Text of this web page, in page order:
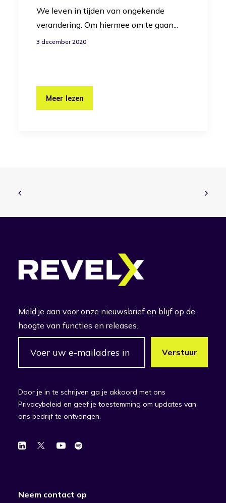
We leven in tijden van ongekende
verandering. Om hiermee om te gaan...
3 december 2020
Meer lezen
Meld je aan voor onze nieuwsbrief en blijf op de
hoogte van functies en releases.
Door je in te schrijven ga je akkoord met ons
Privacybeleid en geef je toestemming om updates van
ons bedrijf te ontvangen.
Neem contact op